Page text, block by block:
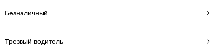
Безналичный
Трезвый водитель